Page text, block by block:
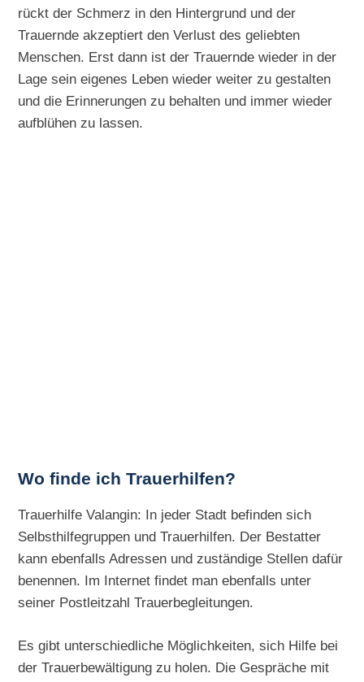
rückt der Schmerz in den Hintergrund und der
Trauernde akzeptiert den Verlust des geliebten
Menschen. Erst dann ist der Trauernde wieder in der
Lage sein eigenes Leben wieder weiter zu gestalten
und die Erinnerungen zu behalten und immer wieder
aufblühen zu lassen.
Wo finde ich Trauerhilfen?
Trauerhilfe Valangin: In jeder Stadt befinden sich
Selbsthilfegruppen und Trauerhilfen. Der Bestatter
kann ebenfalls Adressen und zuständige Stellen dafür
benennen. Im Internet findet man ebenfalls unter
seiner Postleitzahl Trauerbegleitungen.
Es gibt unterschiedliche Möglichkeiten, sich Hilfe bei
der Trauerbewältigung zu holen. Die Gespräche mit